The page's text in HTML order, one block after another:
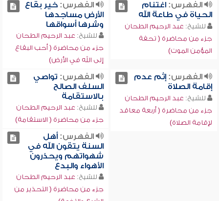
الفهرس:اغتنام
الحياة في طاعة الله
للشيخ: عبد الرحيم الطحان
جزء من محاضرة ( تحفة
المؤمن الموت)
الفهرس:خير بقاع
الأرض مساجدها
وشرها أسواقها
للشيخ: عبد الرحيم الطحان
جزء من محاضرة ( أحب البقاع
إلى الله في الأرض)
الفهرس:إثم عدم
إقامة الصلاة
للشيخ: عبد الرحيم الطحان
جزء من محاضرة ( أربعة معاقد
لإقامة الصلاة)
الفهرس: تواصي
السلف الصالح
بالاستقامة
للشيخ: عبد الرحيم الطحان
جزء من محاضرة ( الاستقامة)
الفهرس:أهل
السنة يتقون الله في
شهواتهم ويحذرون
الأهواء والبدع
للشيخ: عبد الرحيم الطحان
جزء من محاضرة ( التحذير من